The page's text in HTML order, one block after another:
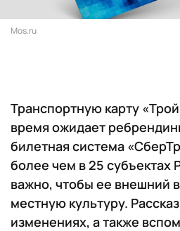
Mos.ru
Транспортную карту
время ожидает
билетная система
более чем в 25 субъектах
важно, чтобы ее внешний
местную культуру.
изменениях, а также